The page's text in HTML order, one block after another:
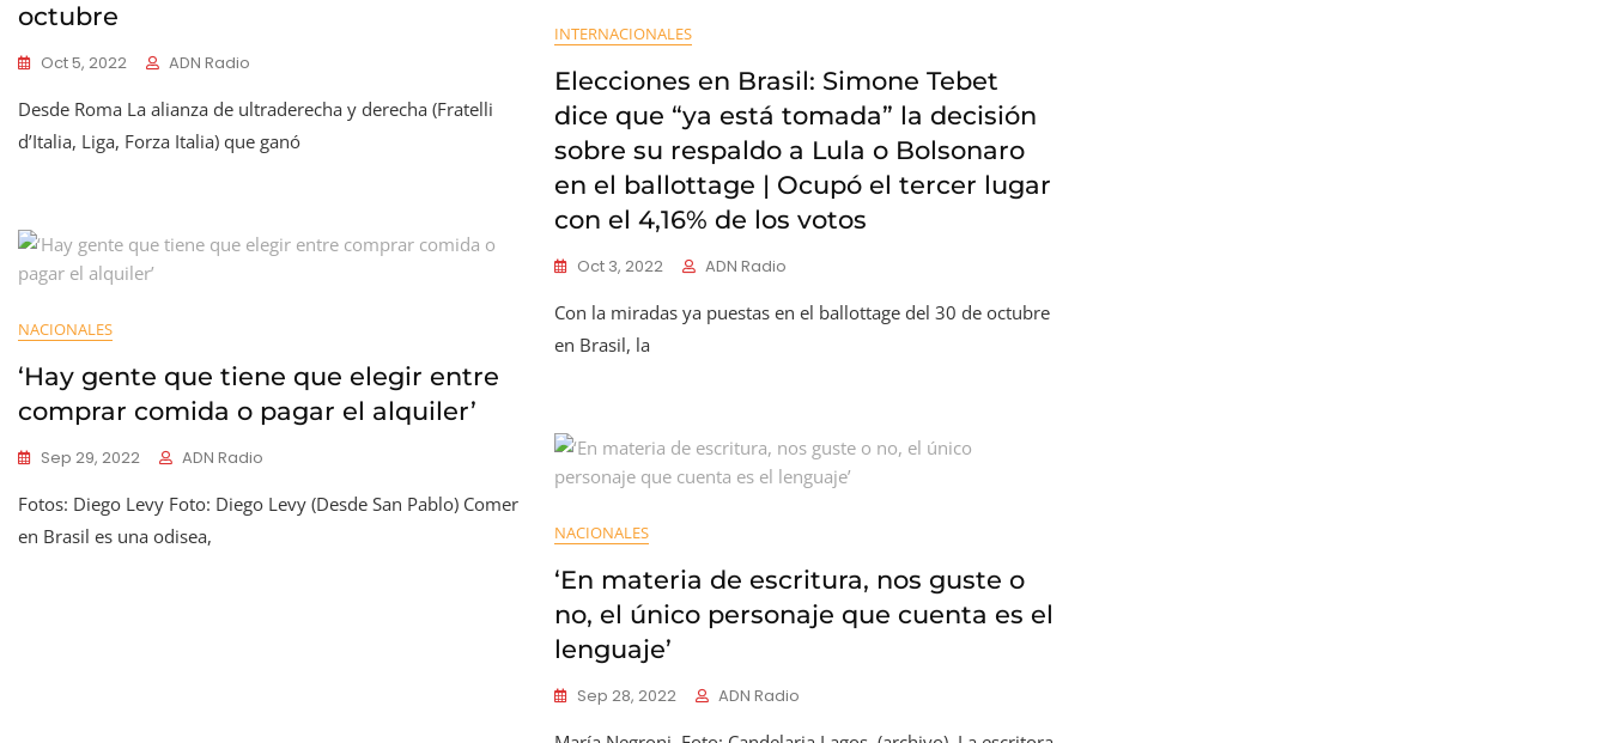
octubre
Oct 5, 2022 ADN Radio
Desde Roma La alianza de ultraderecha y derecha (Fratelli
d’Italia, Liga, Forza Italia) que ganó
INTERNACIONALES
Elecciones en Brasil: Simone Tebet
dice que “ya está tomada” la decisión
sobre su respaldo a Lula o Bolsonaro
en el ballottage | Ocupó el tercer lugar
con el 4,16% de los votos
Oct 3, 2022 ADN Radio
Con la miradas ya puestas en el ballottage del 30 de octubre
en Brasil, la
NACIONALES
‘Hay gente que tiene que elegir entre
comprar comida o pagar el alquiler’
Sep 29, 2022 ADN Radio
Fotos: Diego Levy Foto: Diego Levy (Desde San Pablo) Comer
en Brasil es una odisea,
NACIONALES
‘En materia de escritura, nos guste o
no, el único personaje que cuenta es el
lenguaje’
Sep 28, 2022 ADN Radio